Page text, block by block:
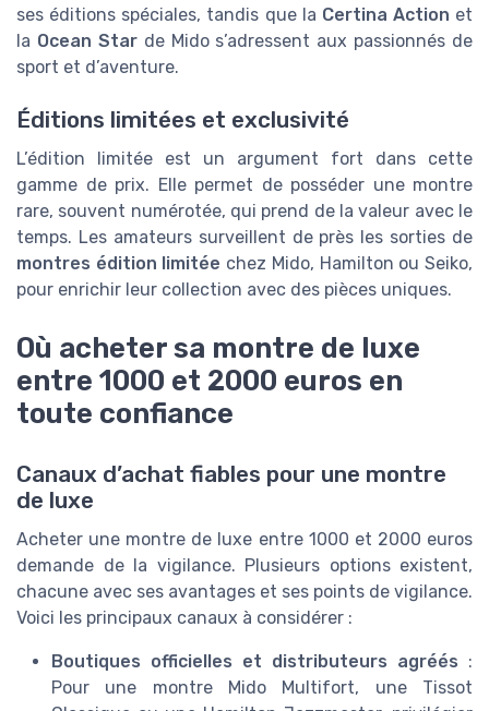
ses éditions spéciales, tandis que la Certina Action et
la Ocean Starde Mido s’adressent aux passionnés de
sport et d’aventure.
Éditions limitées et exclusivité
L’édition limitée est un argument fort dans cette
gamme de prix. Elle permet de posséder une montre
rare, souvent numérotée, qui prend de la valeur avec le
temps. Les amateurs surveillent de près les sorties de
montres édition limitée chez Mido, Hamilton ou Seiko,
pour enrichir leur collection avec des pièces uniques.
Où acheter sa montre de luxe
entre 1000 et 2000 euros en
toute confiance
Canaux d’achat fiables pour une montre
de luxe
Acheter une montre de luxe entre 1000 et 2000 euros
demande de la vigilance. Plusieurs options existent,
chacune avec ses avantages et ses points de vigilance.
Voici les principaux canaux à considérer :
Boutiques officielles et distributeurs agréés :
Pour une montre Mido Multifort, une Tissot